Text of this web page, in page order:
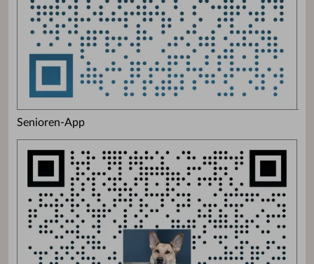
Senioren-App